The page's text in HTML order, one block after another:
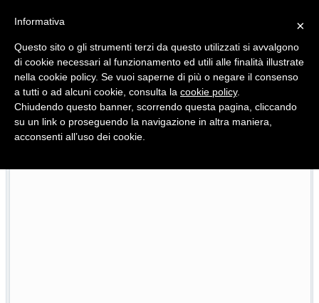
Quotidiano d'informazione distribuito in Molise con
×
Informativa
Questo sito o gli strumenti terzi da questo utilizzati si avvalgono
di cookie necessari al funzionamento ed utili alle finalità illustrate
nella cookie policy. Se vuoi saperne di più o negare il consenso
a tutti o ad alcuni cookie, consulta la cookie policy.
Chiudendo questo banner, scorrendo questa pagina, cliccando
su un link o proseguendo la navigazione in altra maniera,
acconsenti all’uso dei cookie.